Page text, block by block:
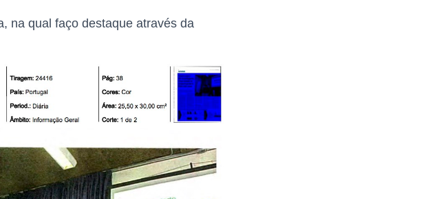
na qual faço destaque através da